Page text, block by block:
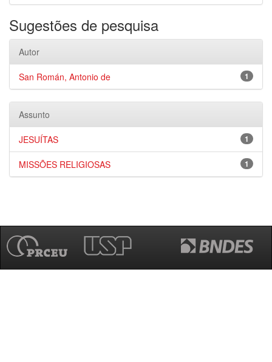
Sugestões de pesquisa
Autor
1
San Román, Antonio de
Assunto
1
JESUÍTAS
1
MISSÕES RELIGIOSAS